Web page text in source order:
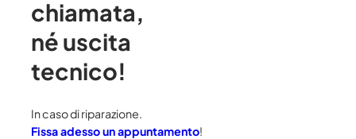
chiamata,
né uscita
tecnico!
In caso di riparazione.
Fissa adesso un appuntamento!